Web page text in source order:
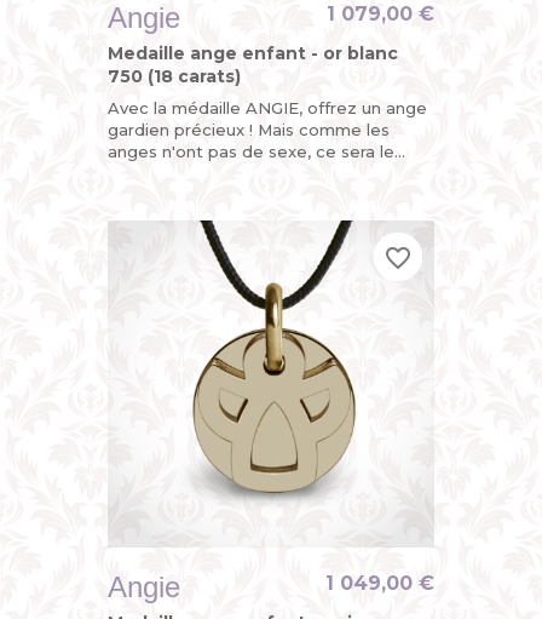
Angie
Medaille ange enfant - or blanc
750 (18 carats)
Avec la médaille ANGIE, offrez un ange
gardien précieux ! Mais comme les
anges n'ont pas de sexe, ce sera le
1 079,00 €
Angie 1 049,00 €
favorite_border
favorite_border
favorite_border